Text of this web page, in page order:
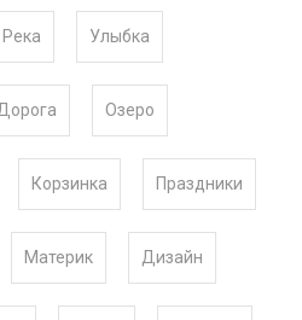
Река Улыбка
Озеро
Корзинка Праздники
Материк Дизайн